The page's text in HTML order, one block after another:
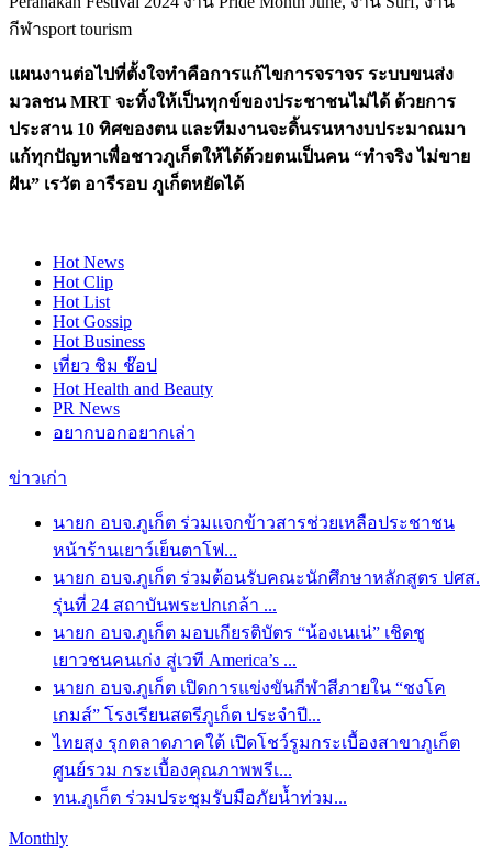
กีฬาsport tourism
แผนงานต่อไปที่ตั้งใจทำคือการแก้ไขการจราจร ระบบขนส่ง
มวลชน MRT จะทิ้งให้เป็นทุกข์ของประชาชนไม่ได้ ด้วยการ
ประสาน 10 ทิศของตน และทีมงานจะดิ้นรนหางบประมาณมา
แก้ทุกปัญหาเพื่อชาวภูเก็ตให้ได้ด้วยตนเป็นคน “ทำจริง ไม่ขาย
ฝัน” เรวัต อารีรอบ ภูเก็ตหยัดได้
Hot News
Hot Clip
Hot List
Hot Gossip
Hot Business
เที่ยว ชิม ช๊อป
Hot Health and Beauty
PR News
อยากบอกอยากเล่า
ข่าวเก่า
นายก อบจ.ภูเก็ต ร่วมแจกข้าวสารช่วยเหลือประชาชน
หน้าร้านเยาว์เย็นตาโฟ...
นายก อบจ.ภูเก็ต ร่วมต้อนรับคณะนักศึกษาหลักสูตร ปศส.
รุ่นที่ 24 สถาบันพระปกเกล้า ...
นายก อบจ.ภูเก็ต มอบเกียรติบัตร “น้องเนเน่” เชิดชู
เยาวชนคนเก่ง สู่เวที America’s ...
นายก อบจ.ภูเก็ต เปิดการแข่งขันกีฬาสีภายใน “ชงโค
เกมส์” โรงเรียนสตรีภูเก็ต ประจำปี...
ไทยสุง รุกตลาดภาคใต้ เปิดโชว์รูมกระเบื้องสาขาภูเก็ต
ศูนย์รวม กระเบื้องคุณภาพพรีเ...
ทน.ภูเก็ต ร่วมประชุมรับมือภัยน้ำท่วม...
Monthly